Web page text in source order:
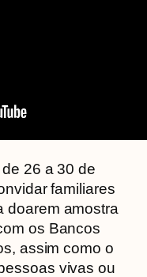
26 a 30 de
familiares
doarem amostra
os Bancos
assim como o
vivas ou